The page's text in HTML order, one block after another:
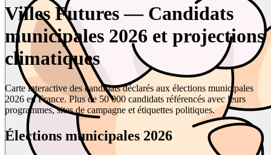
Villes Futures — Candidats
municipales 2026 et projections
climatiques
Carte interactive des candidats déclarés aux élections municipales
2026 en France. Plus de 50 000 candidats référencés avec leurs
programmes, sites de campagne et étiquettes politiques.
Élections municipales 2026